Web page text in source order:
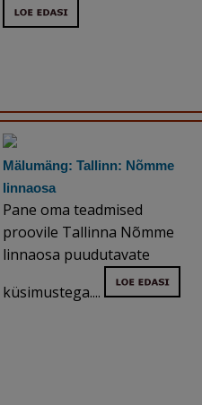
Mälumäng: Tallinn: Nõmme
linnaosa
Pane oma teadmised
proovile Tallinna Nõmme
linnaosa puudutavate
küsimustega....